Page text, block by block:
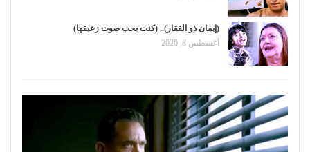
(إيمان ذو الفقار).. (كنت بحب صوت زعيقها)
أغسطس 8, 2026